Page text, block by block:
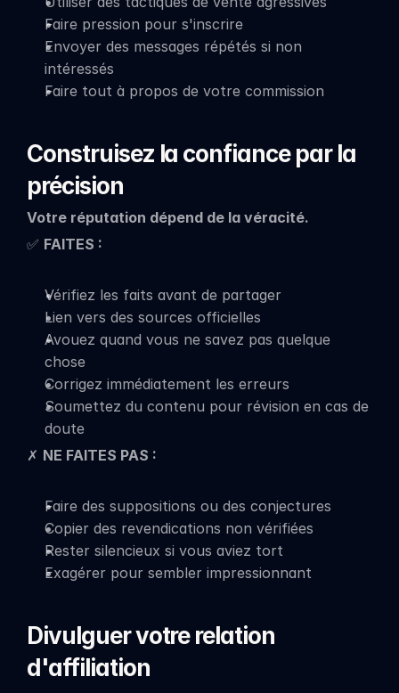
Faire pression pour s'inscrire
Envoyer des messages répétés si non
intéressés
Faire tout à propos de votre commission
Construisez la confiance par la
précision
Votre réputation dépend de la véracité.
✅ FAITES :
Vérifiez les faits avant de partager
Lien vers des sources officielles
Avouez quand vous ne savez pas quelque
chose
Corrigez immédiatement les erreurs
Soumettez du contenu pour révision en cas de
doute
✗ NE FAITES PAS :
Faire des suppositions ou des conjectures
Copier des revendications non vérifiées
Rester silencieux si vous aviez tort
Exagérer pour sembler impressionnant
Divulguer votre relation
d'affiliation